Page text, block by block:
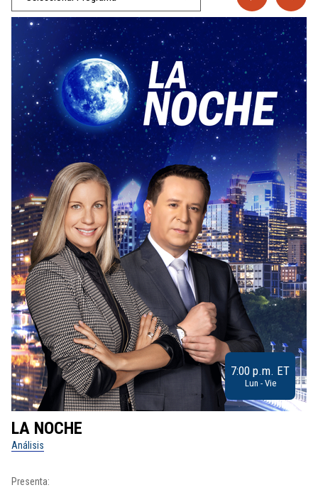
7:00 p.m. ET
Lun - Vie
LA NOCHE
Análisis
Presenta: